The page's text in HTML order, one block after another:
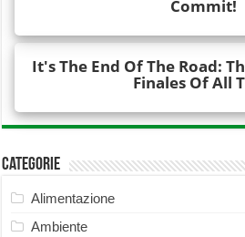
Categorie
Alimentazione
Ambiente